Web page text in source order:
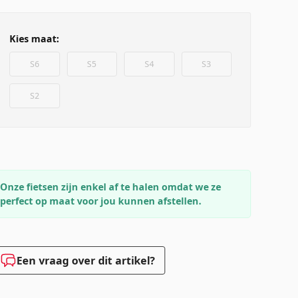
Kies maat:
S6 S5 S4 S3
S2
Onze fietsen zijn enkel af te halen omdat we ze
perfect op maat voor jou kunnen afstellen.
Een vraag over dit artikel?